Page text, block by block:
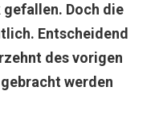
Doch die
Entscheidend
des vorigen
werden